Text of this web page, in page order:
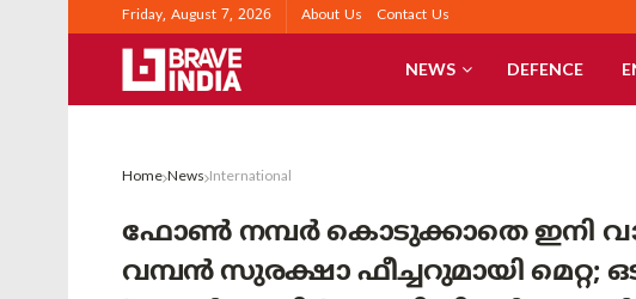
Friday, August 7, 2026 About Us Contact Us
NEWS DEFENCE
Home News International
ഫോൺ നമ്പർ കൊടുക്കാതെ ഇനി
വമ്പൻ സുരക്ഷാ ഫീച്ചറുമായി മെറ്റ;